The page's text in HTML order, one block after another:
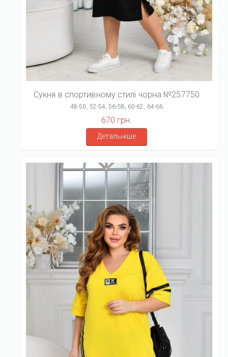
Сукня в спортивному стилі чорна №257750
48-50, 52-54, 56-58, 60-62, 64-66
670 грн.
Детальніше